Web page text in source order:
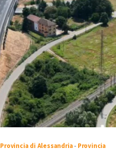
Provincia di Alessandria- Provincia